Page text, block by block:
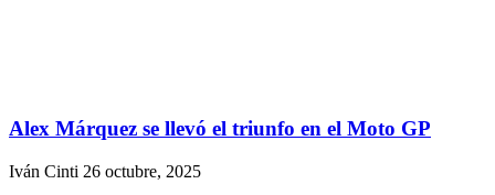
Alex Márquez se llevó el triunfo en el Moto GP
Iván Cinti 26 octubre, 2025